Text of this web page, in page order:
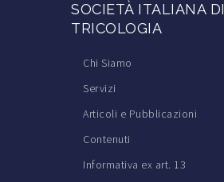
SOCIETÀ ITALIANA DI
TRICOLOGIA
Chi Siamo
Servizi
Articoli e Pubblicazioni
Contenuti
Informativa ex art. 13